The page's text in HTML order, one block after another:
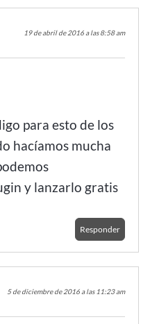
19 de abril de 2016 a las 8:58 am
para esto de los
hacíamos mucha
y lanzarlo gratis
Responder
5 de diciembre de 2016 a las 11:23 am